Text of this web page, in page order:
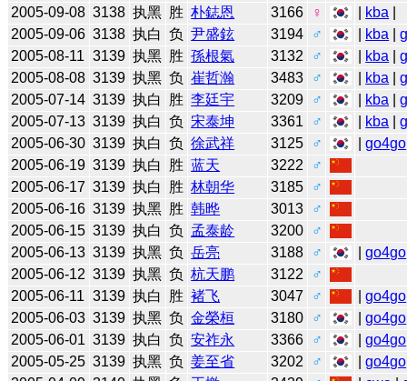
2005-09-08 3138 执黑 胜 朴鋕恩 3166 ♀ kba
2005-09-06 3138 执白 负 尹盛鉉 3194 ♂ kba |
2005-08-11 3139 执黑 胜 孫根氣 3132 ♂ kba |
2005-08-08 3139 执黑 负 崔哲瀚 3483 ♂ kba |
2005-07-14 3139 执白 胜 李廷宇 3209 ♂ kba |
2005-07-13 3139 执白 负 宋泰坤 3361 ♂ kba |
2005-06-30 3139 执白 负 徐武祥 3125 ♂ |go4go
2005-06-19 3139 执白 胜 蓝天 3222
♂
2005-06-17 3139 执白 胜 林朝华 3185
♂
2005-06-16 3139 执黑 胜 韩晔 3013
♂
2005-06-15 3139 执白 负 孟泰龄 3200
♂
2005-06-13 3139 执黑 负 岳亮 3188 ♂ |go4go
2005-06-12 3139 执黑 负 杭天鹏 3122
♂
2005-06-11 3139 执白 胜 褚飞 3047 ♂ |go4go
2005-06-03 3139 执黑 负 金榮桓 3180 ♂ |go4go
2005-06-01 3139 执白 负 安祚永 3366 ♂ |go4go
2005-05-25 3139 执黑 负 姜至省 3202 ♂ |go4go